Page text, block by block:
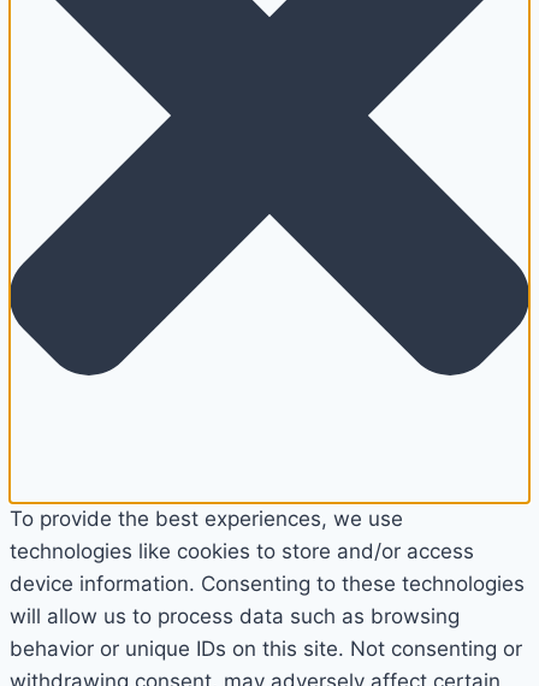
To provide the best experiences, we use
technologies like cookies to store and/or access
device information. Consenting to these technologies
will allow us to process data such as browsing
behavior or unique IDs on this site. Not consenting or